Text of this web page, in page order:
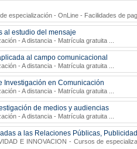
especialización - OnLine - Facilidades de
al estudio del mensaje
- A distancia - Matrícula gratuita
al campo comunicacional
- A distancia - Matrícula gratuita
Investigación en Comunicación
- A distancia - Matrícula gratuita
de medios y audiencias
- A distancia - Matrícula gratuita
a las Relaciones Públicas,
E INNOVACION - Cursos de